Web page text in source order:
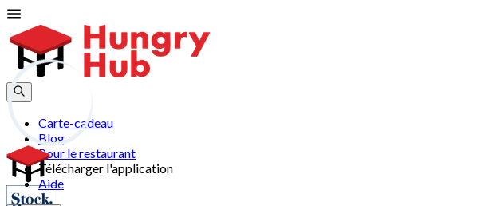
Carte-cadeau
Blog
Pour le restaurant
Télécharger l'application
Aide